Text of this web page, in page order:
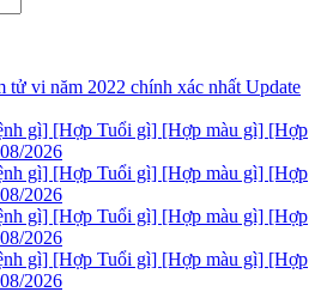
tử vi năm 2022 chính xác nhất Update
gì] [Hợp Tuổi gì] [Hợp màu gì] [Hợp
2026
gì] [Hợp Tuổi gì] [Hợp màu gì] [Hợp
2026
gì] [Hợp Tuổi gì] [Hợp màu gì] [Hợp
2026
gì] [Hợp Tuổi gì] [Hợp màu gì] [Hợp
2026